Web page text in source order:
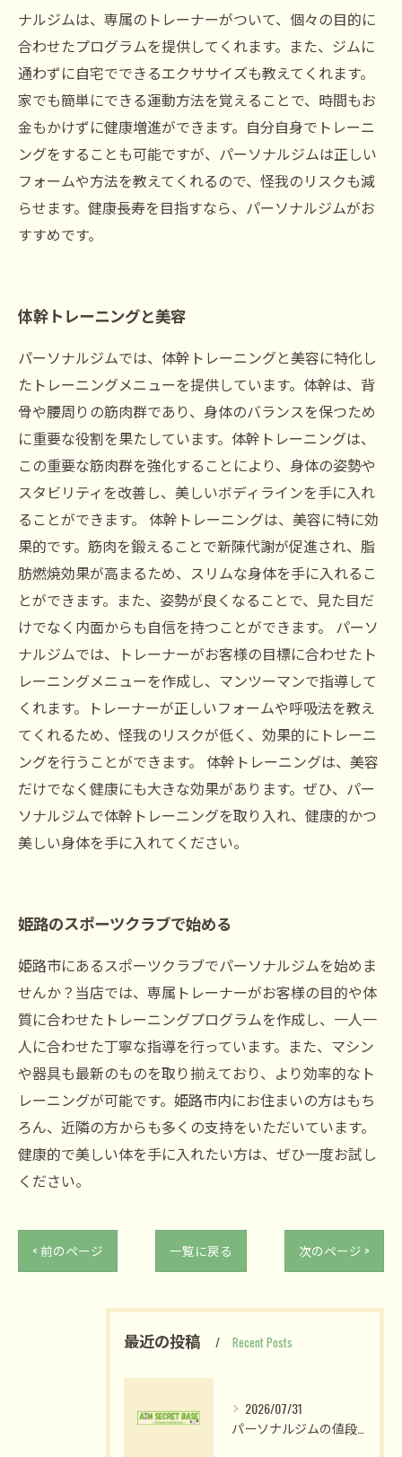
ナルジムは、専属のトレーナーがついて、個々の目的に
合わせたプログラムを提供してくれます。また、ジムに
通わずに自宅でできるエクササイズも教えてくれます。
家でも簡単にできる運動方法を覚えることで、時間もお
金もかけずに健康増進ができます。自分自身でトレーニ
ングをすることも可能ですが、パーソナルジムは正しい
フォームや方法を教えてくれるので、怪我のリスクも減
らせます。健康長寿を目指すなら、パーソナルジムがお
すすめです。
体幹トレーニングと美容
パーソナルジムでは、体幹トレーニングと美容に特化し
たトレーニングメニューを提供しています。体幹は、背
骨や腰周りの筋肉群であり、身体のバランスを保つため
に重要な役割を果たしています。体幹トレーニングは、
この重要な筋肉群を強化することにより、身体の姿勢や
スタビリティを改善し、美しいボディラインを手に入れ
ることができます。 体幹トレーニングは、美容に特に効
果的です。筋肉を鍛えることで新陳代謝が促進され、脂
肪燃焼効果が高まるため、スリムな身体を手に入れるこ
とができます。また、姿勢が良くなることで、見た目だ
けでなく内面からも自信を持つことができます。 パーソ
ナルジムでは、トレーナーがお客様の目標に合わせたト
レーニングメニューを作成し、マンツーマンで指導して
くれます。トレーナーが正しいフォームや呼吸法を教え
てくれるため、怪我のリスクが低く、効果的にトレーニ
ングを行うことができます。 体幹トレーニングは、美容
だけでなく健康にも大きな効果があります。ぜひ、パー
ソナルジムで体幹トレーニングを取り入れ、健康的かつ
美しい身体を手に入れてください。
姫路のスポーツクラブで始める
姫路市にあるスポーツクラブでパーソナルジムを始めま
せんか？当店では、専属トレーナーがお客様の目的や体
質に合わせたトレーニングプログラムを作成し、一人一
人に合わせた丁寧な指導を行っています。また、マシン
や器具も最新のものを取り揃えており、より効率的なト
レーニングが可能です。姫路市内にお住まいの方はもち
ろん、近隣の方からも多くの支持をいただいています。
健康的で美しい体を手に入れたい方は、ぜひ一度お試し
ください。
< 前のページ 一覧に戻る 次のページ >
最近の投稿 Recent Posts
2026/07/31